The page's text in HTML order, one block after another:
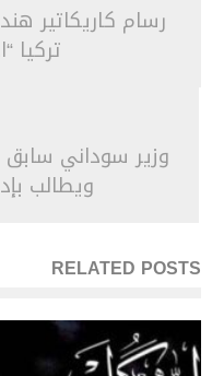
رسام كاريكاتير
تركيا
وزير سوداني سابق
ويطالب
RELATED POSTS